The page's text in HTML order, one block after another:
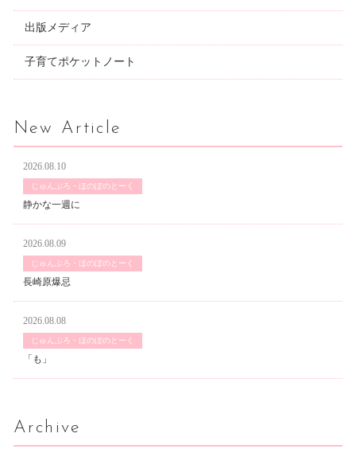
出版メディア
子育てポケットノート
New Article
2026.08.10
じゅんぶろ・ほのぼのとーく
静かな一週に
2026.08.09
じゅんぶろ・ほのぼのとーく
長崎原爆忌
2026.08.08
じゅんぶろ・ほのぼのとーく
「も」
Archive